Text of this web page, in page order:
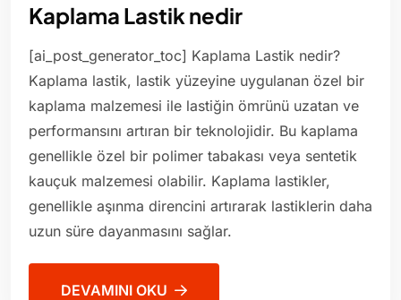
Kaplama Lastik nedir
[ai_post_generator_toc] Kaplama Lastik nedir?
Kaplama lastik, lastik yüzeyine uygulanan özel bir
kaplama malzemesi ile lastiğin ömrünü uzatan ve
performansını artıran bir teknolojidir. Bu kaplama
genellikle özel bir polimer tabakası veya sentetik
kauçuk malzemesi olabilir. Kaplama lastikler,
genellikle aşınma direncini artırarak lastiklerin daha
uzun süre dayanmasını sağlar.
DEVAMINI OKU